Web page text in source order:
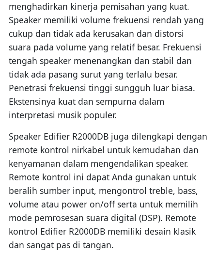
menghadirkan kinerja pemisahan yang kuat.
Speaker memiliki volume frekuensi rendah yang
cukup dan tidak ada kerusakan dan distorsi
suara pada volume yang relatif besar. Frekuensi
tengah speaker menenangkan dan stabil dan
tidak ada pasang surut yang terlalu besar.
Penetrasi frekuensi tinggi sungguh luar biasa.
Ekstensinya kuat dan sempurna dalam
interpretasi musik populer.
Speaker Edifier R2000DB juga dilengkapi dengan
remote kontrol nirkabel untuk kemudahan dan
kenyamanan dalam mengendalikan speaker.
Remote kontrol ini dapat Anda gunakan untuk
beralih sumber input, mengontrol treble, bass,
volume atau power on/off serta untuk memilih
mode pemrosesan suara digital (DSP). Remote
kontrol Edifier R2000DB memiliki desain klasik
dan sangat pas di tangan.